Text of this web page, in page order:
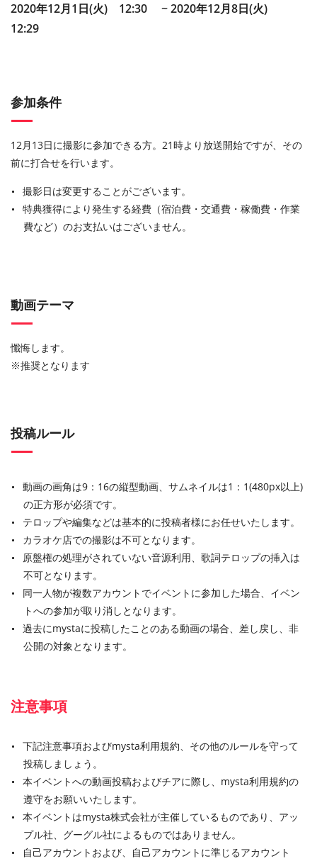
2020年12月1日(火) 12:30 ~ 2020年12月8日(火)
12:29
参加条件
12月 13日に撮影に参加できる方。21時より放送開始ですが、その
前に打合せを行います。
撮影日は変更することがございます。
特典獲得により発生する経費（宿泊費・交通費・稼働費・作業
費など）のお支払いはございません。
動画テーマ
懺悔します。
※推奨となります
投稿ルール
動画の画角は9：16の縦型動画、サムネイルは1：1(480px以上)
の正方形が必須です。
テロップや編集などは基本的に投稿者様にお任せいたします。
カラオケ店での撮影は不可となります。
原盤権の処理がされていない音源利用、歌詞テロップの挿入は
不可となります。
同一人物が複数アカウントでイベントに参加した場合、イベン
トへの参加が取り消しとなります。
過去にmystaに投稿したことのある動画の場合、差し戻し、非
公開の対象となります。
注意事項
下記注意事項およびmysta利用規約、その他のルールを守って
投稿しましょう。
本イベントへの動画投稿およびチアに際し、mysta利用規約の
遵守をお願いいたします。
本イベントはmysta株式会社が主催しているものであり、アッ
プル社、グーグル社によるものではありません。
自己アカウントおよび、自己アカウントに準じるアカウント